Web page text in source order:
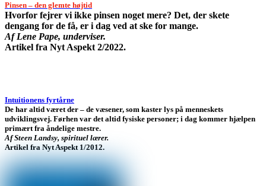
Pinsen – den glemte højtid
Hvorfor fejrer vi ikke pinsen noget mere? Det, der skete
dengang for de få, er i dag ved at ske for mange.
Af Lene Pape, underviser.
Artikel fra Nyt Aspekt 2/2022.
Intuitionens fyrtårne
De har altid været der – de væsener, som kaster lys på menneskets
udviklingsvej. Førhen var det altid fysiske personer; i dag kommer hjælpen
primært fra åndelige mestre.
Af Steen Landsy, spirituel lærer.
Artikel fra Nyt Aspekt 1/2012.